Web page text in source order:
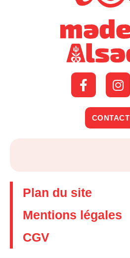
CONTACT
Plan du site
Mentions légales
CGV